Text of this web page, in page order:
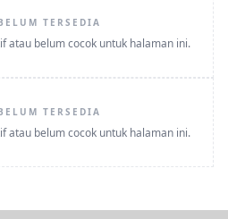
TERSEDIA
atau belum cocok untuk halaman ini.
TERSEDIA
atau belum cocok untuk halaman ini.